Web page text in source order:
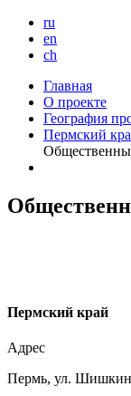
ru
en
ch
Главная
О проекте
География
Пермский
Пермский край
Адрес
Пермь, ул.